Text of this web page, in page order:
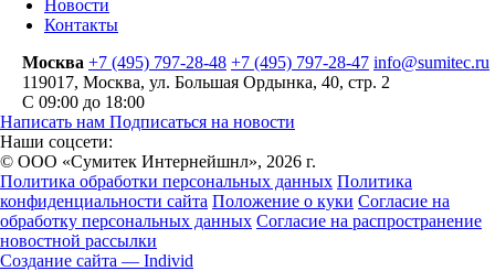
Новости
Контакты
Москва +7 (495) 797-28-48 +7 (495) 797-28-47 info@sumitec.ru
119017, Москва, ул. Большая Ордынка, 40, стр. 2
С 09:00 до 18:00
Написать нам Подписаться на новости
Наши соцсети:
© ООО «Сумитек Интернейшнл», 2026 г.
Политика обработки персональных данных Политика
конфиденциальности сайта Положение о куки Согласие на
обработку персональных данных Согласие на распространение
новостной рассылки
Создание сайта — Individ